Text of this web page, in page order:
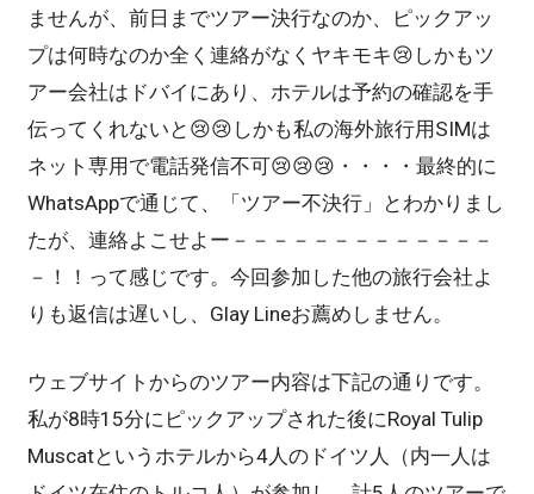
ませんが、前日までツアー決行なのか、ピックアッ
プは何時なのか全く連絡がなくヤキモキ😢しかもツ
アー会社はドバイにあり、ホテルは予約の確認を手
伝ってくれないと😢😢しかも私の海外旅行用SIMは
ネット専用で電話発信不可😢😢😢・・・・最終的に
WhatsAppで通じて、「ツアー不決行」とわかりまし
たが、連絡よこせよー－－－－－－－－－－－－－
－！！って感じです。今回参加した他の旅行会社よ
りも返信は遅いし、Glay Lineお薦めしません。
ウェブサイトからのツアー内容は下記の通りです。
私が8時15分にピックアップされた後にRoyal Tulip
Muscatというホテルから4人のドイツ人（内一人は